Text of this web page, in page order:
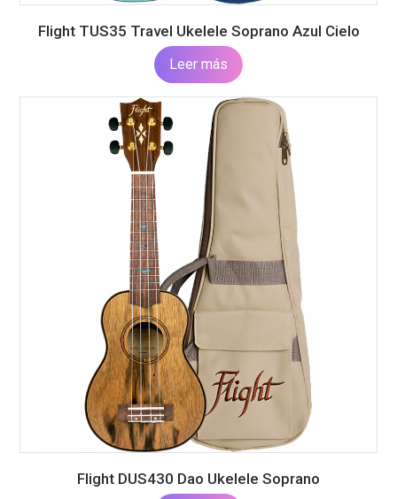
Flight TUS35 Travel Ukelele Soprano Azul Cielo
Leer más
Flight DUS430 Dao Ukelele Soprano